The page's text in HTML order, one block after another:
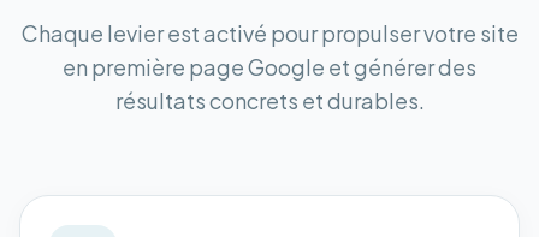
Chaque levier est activé pour propulser votre site
en première page Google et générer des
résultats concrets et durables.